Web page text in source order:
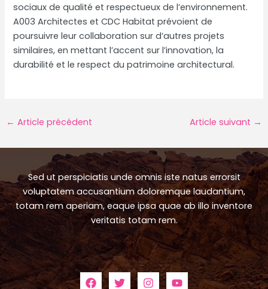
sociaux de qualité et respectueux de l’environnement.
A003 Architectes et CDC Habitat prévoient de
poursuivre leur collaboration sur d’autres projets
similaires, en mettant l’accent sur l’innovation, la
durabilité et le respect du patrimoine architectural.
Navigation
articles
← Article précédent Article suivant →
Sed ut perspiciatis unde omnis iste natus errorsit
voluptatem accusantium doloremque laudantium,
totam rem aperiam, eaque ipsa quae ab illo inventore
veritatis totam rem.